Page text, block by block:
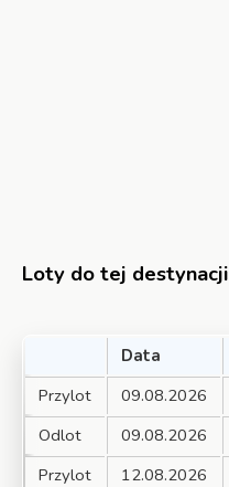
Loty do tej destynacji
Data
Przylot
09.08.2026
Odlot
09.08.2026
Przylot
12.08.2026